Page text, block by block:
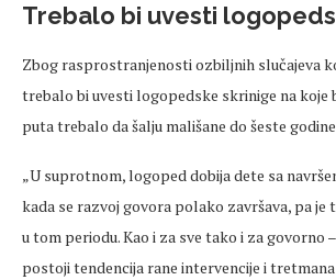
Trebalo bi uvesti
Zbog rasprostranjenosti ozbiljnih slučajeva
trebalo bi uvesti logopedske skrinige na koje
puta trebalo da šalju mališane do šeste
„U suprotnom, logoped dobija dete sa
kada se razvoj govora polako završava, pa je
u tom periodu. Kao i za sve tako i za govorno
postoji tendencija rane intervencije i